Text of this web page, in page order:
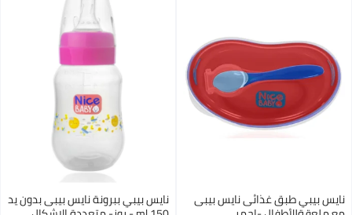
نايس بيبي طبق غذائى نايس بيبى نايس بيبي ببرونة نايس بيبى بدون يد